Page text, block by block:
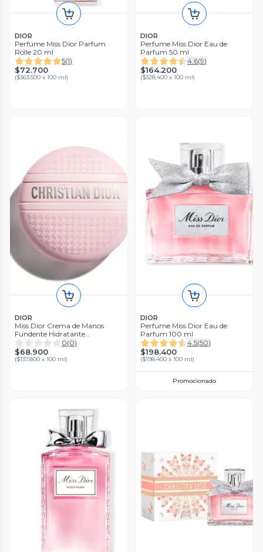
DIOR
Perfume Miss Dior Parfum
Rolle 20 ml
5(1)
$72.700
($363.500 x 100 ml)
DIOR
Perfume Miss Dior Eau de
Parfum 50 ml
4.6(9)
$164.200
($328.400 x 100 ml)
DIOR
Miss Dior Crema de Manos
Fundente Hidratante
Perfumada
0(0)
$68.900
($137.800 x 100 ml)
DIOR
Perfume Miss Dior Eau de
Parfum 100 ml
4.5(50)
$198.400
($198.400 x 100 ml)
Promocionado